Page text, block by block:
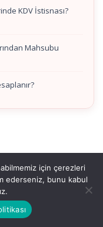
KDV İstisnası?
Mahsubu
için çerezleri
ederseniz, bunu kabul